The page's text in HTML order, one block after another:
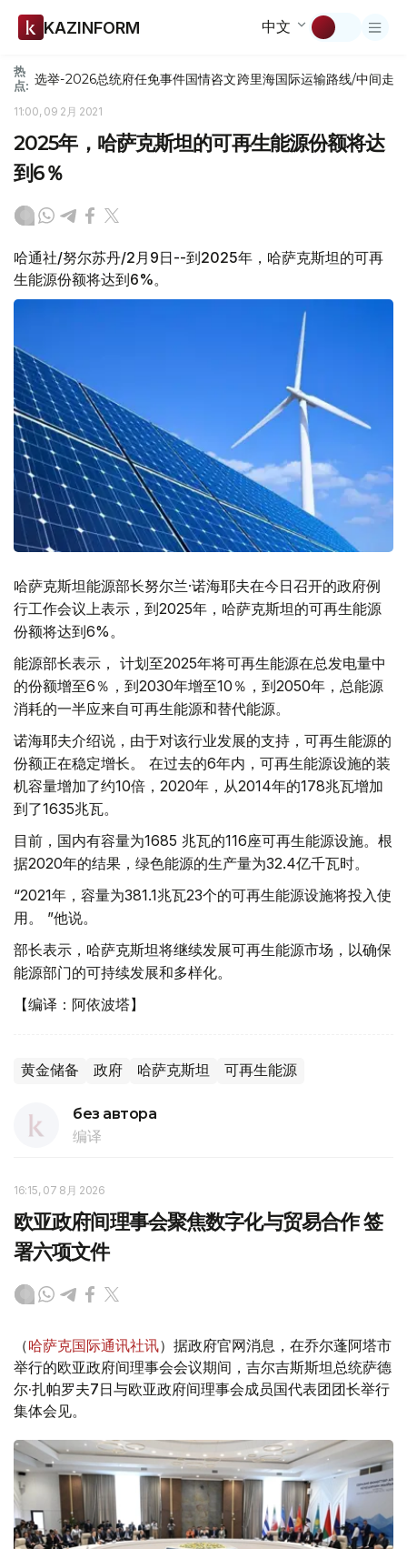
KAZINFORM 中文
热
点: 选举-2026总统府任免事件国情咨文跨里海国际运输路线/中间走廊
11:00, 09 2月 2021
2025年，哈萨克斯坦的可再生能源份额将达
到6％
哈通社/努尔苏丹/2月9日--到2025年，哈萨克斯坦的可再
生能源份额将达到6%。
哈萨克斯坦能源部长努尔兰·诺海耶夫在今日召开的政府例
行工作会议上表示，到2025年，哈萨克斯坦的可再生能源
份额将达到6%。
能源部长表示， 计划至2025年将可再生能源在总发电量中
的份额增至6％，到2030年增至10％，到2050年，总能源
消耗的一半应来自可再生能源和替代能源。
诺海耶夫介绍说，由于对该行业发展的支持，可再生能源的
份额正在稳定增长。 在过去的6年内，可再生能源设施的装
机容量增加了约10倍，2020年，从2014年的178兆瓦增加
到了1635兆瓦。
目前，国内有容量为1685 兆瓦的116座可再生能源设施。根
据2020年的结果，绿色能源的生产量为32.4亿千瓦时。
“2021年，容量为381.1兆瓦23个的可再生能源设施将投入使
用。 ”他说。
部长表示，哈萨克斯坦将继续发展可再生能源市场，以确保
能源部门的可持续发展和多样化。
【编译：阿依波塔】
黄金储备 政府 哈萨克斯坦 可再生能源
без автора
编译
16:15, 07 8月 2026
欧亚政府间理事会聚焦数字化与贸易合作 签
署六项文件
（哈萨克国际通讯社讯）据政府官网消息，在乔尔蓬阿塔市
举行的欧亚政府间理事会会议期间，吉尔吉斯斯坦总统萨德
尔·扎帕罗夫7日与欧亚政府间理事会成员国代表团团长举行
集体会见。